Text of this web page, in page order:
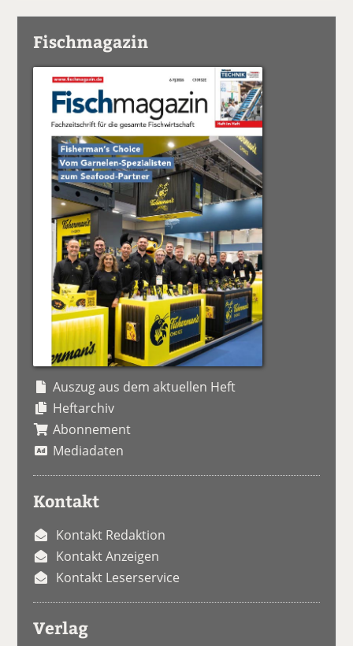
Fischmagazin
Auszug aus dem aktuellen Heft
Heftarchiv
Abonnement
Mediadaten
Kontakt
Kontakt Redaktion
Kontakt Anzeigen
Kontakt Leserservice
Verlag